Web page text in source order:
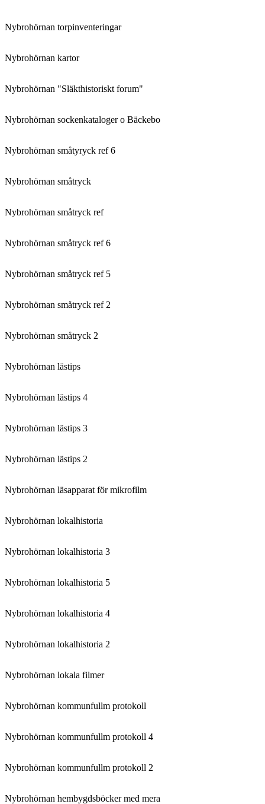
Nybrohörnan torpinventeringar
Nybrohörnan kartor
Nybrohörnan "Släkthistoriskt forum"
Nybrohörnan sockenkataloger o Bäckebo
Nybrohörnan småtyryck ref 6
Nybrohörnan småtryck
Nybrohörnan småtryck ref
Nybrohörnan småtryck ref 6
Nybrohörnan småtryck ref 5
Nybrohörnan småtryck ref 2
Nybrohörnan småtryck 2
Nybrohörnan lästips
Nybrohörnan lästips 4
Nybrohörnan lästips 3
Nybrohörnan lästips 2
Nybrohörnan läsapparat för mikrofilm
Nybrohörnan lokalhistoria
Nybrohörnan lokalhistoria 3
Nybrohörnan lokalhistoria 5
Nybrohörnan lokalhistoria 4
Nybrohörnan lokalhistoria 2
Nybrohörnan lokala filmer
Nybrohörnan kommunfullm protokoll
Nybrohörnan kommunfullm protokoll 4
Nybrohörnan kommunfullm protokoll 2
Nybrohörnan hembygdsböcker med mera